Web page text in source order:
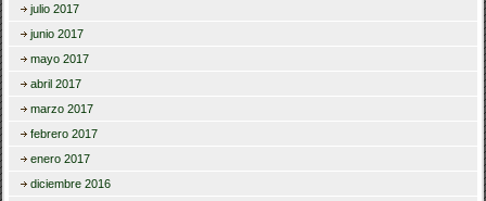
julio 2017
junio 2017
mayo 2017
abril 2017
marzo 2017
febrero 2017
enero 2017
diciembre 2016